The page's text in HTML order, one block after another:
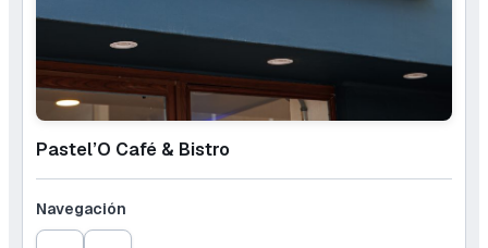
Pastel’O Café & Bistro
Navegación